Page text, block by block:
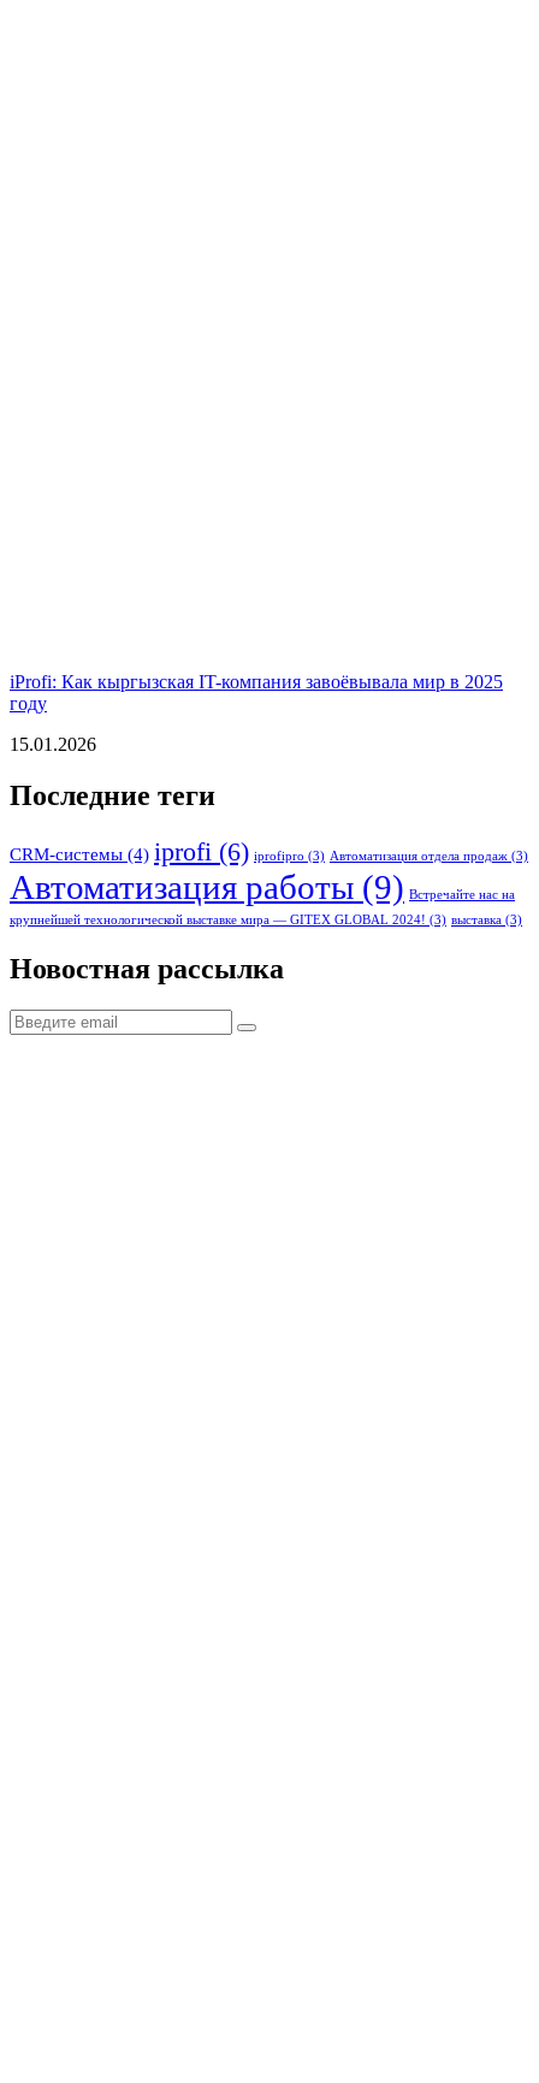
iProfi: Как кыргызская IT-компания завоёвывала мир в 2025
году
15.01.2026
Последние теги
CRM-системы (4) iprofi (6) iprofipro (3) Автоматизация отдела продаж (3)
Автоматизация работы (9) Встречайте нас на
крупнейшей технологической выставке мира — GITEX GLOBAL 2024! (3) выставка (3)
Новостная рассылка